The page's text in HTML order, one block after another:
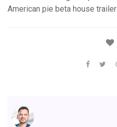
American pie beta house trailer